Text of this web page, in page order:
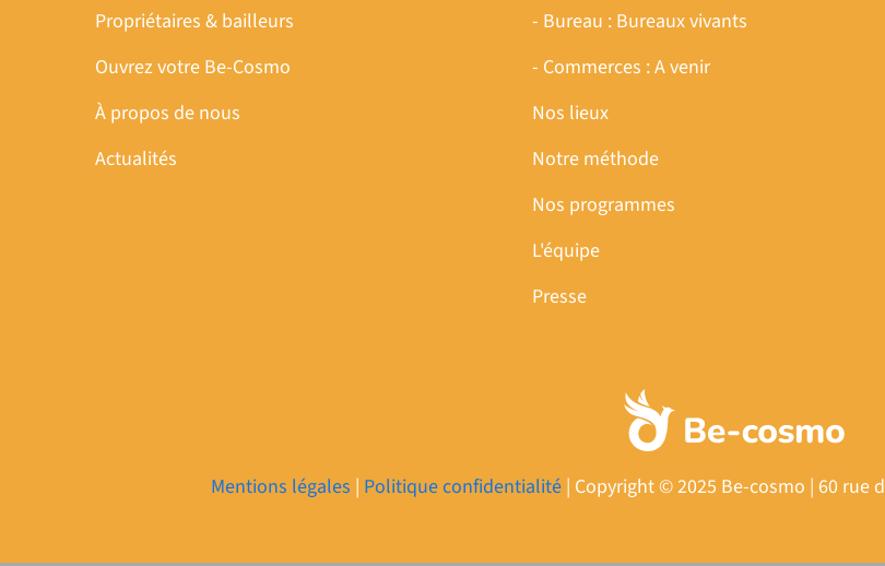
Propriétaires & bailleurs
Ouvrez votre Be-Cosmo
À propos de nous
Actualités
- Bureau : Bureaux vivants
- Commerces : A venir
Nos lieux
Notre méthode
Nos programmes
L'équipe
Presse
Mentions légales | Politique confidentialité | Copyright © 2025 Be-cosmo | 60 rue